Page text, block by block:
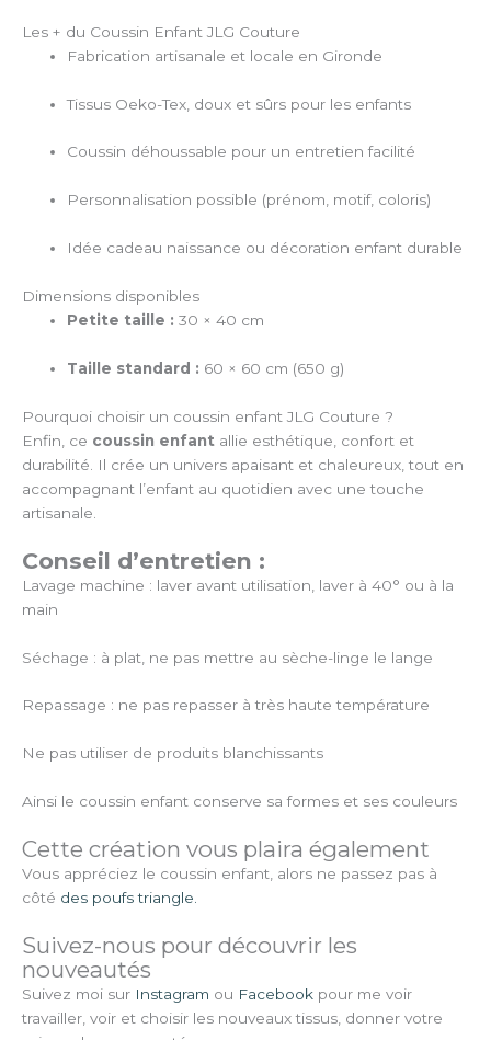
Les + du Coussin Enfant JLG Couture
Fabrication artisanale et locale en Gironde
Tissus Oeko-Tex, doux et sûrs pour les enfants
Coussin déhoussable pour un entretien facilité
Personnalisation possible (prénom, motif, coloris)
Idée cadeau naissance ou décoration enfant durable
Dimensions disponibles
Petite taille : 30 × 40 cm
Taille standard : 60 × 60 cm (650 g)
Pourquoi choisir un coussin enfant JLG Couture ?
Enfin, ce coussin enfant allie esthétique, confort et
durabilité. Il crée un univers apaisant et chaleureux, tout en
accompagnant l’enfant au quotidien avec une touche
artisanale.
Conseil d’entretien :
Lavage machine : laver avant utilisation, laver à 40° ou à la
main
Séchage : à plat, ne pas mettre au sèche-linge le lange
Repassage : ne pas repasser à très haute température
Ne pas utiliser de produits blanchissants
Ainsi le coussin enfant conserve sa formes et ses couleurs
Cette création vous plaira également
Vous appréciez le coussin enfant, alors ne passez pas à
côté des poufs triangle.
Suivez-nous pour découvrir les
nouveautés
Suivez moi sur Instagram ou Facebook pour me voir
travailler, voir et choisir les nouveaux tissus, donner votre